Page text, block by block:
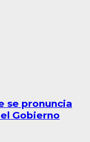
se pronuncia
Gobierno